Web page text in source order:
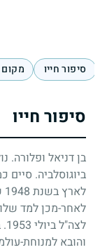
סיפור חייו מקום
סיפור חייו
בן דניאל ופלורה.
ביוגוסלביה.
לארץ בשנת 1948
לאחר-מכן למד
לצה"ל ביולי 1953
.
והובא למנוחת-